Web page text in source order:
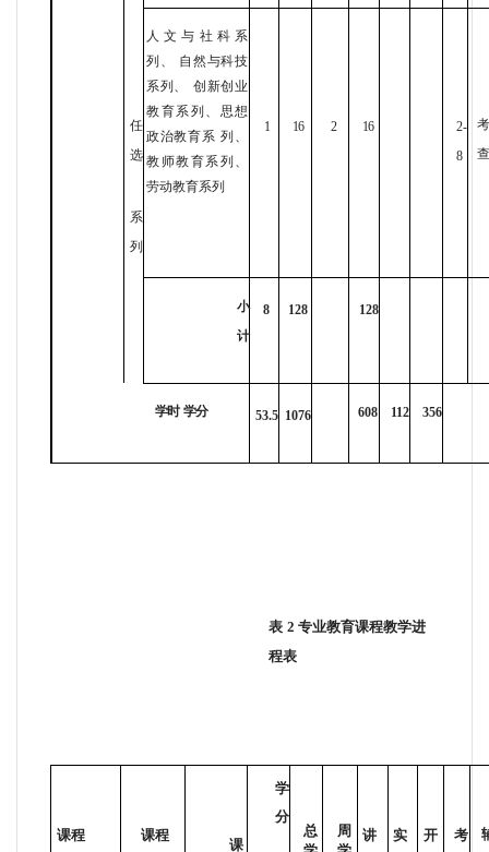
任
选
系
列
人文与社科系
列、
自然与科技
系列、
创新创业
教育系列、思想
政治教育系 列、
教师教育系列、
劳动教育系列
1 16 2 16
2-
8
考
查
小
计
8 128 128
学时 学分 53.5 1076 608 112 356
表 2 专业教育课程教学进
程表
课程 课程
课
学
分
总
周
讲 实 开 考